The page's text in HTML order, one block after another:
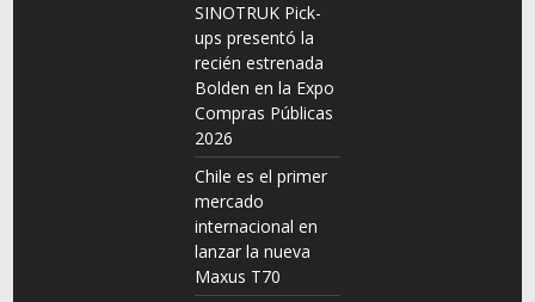
SINOTRUK Pick-
ups presentó la
recién estrenada
Bolden en la Expo
Compras Públicas
2026
Chile es el primer
mercado
internacional en
lanzar la nueva
Maxus T70